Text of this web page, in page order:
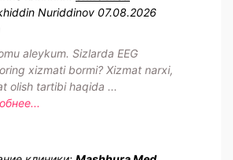
Nuriddinov 07.08.2026
aleykum. Sizlarda EEG
xizmati bormi? Xizmat narxi,
olish tartibi haqida ...